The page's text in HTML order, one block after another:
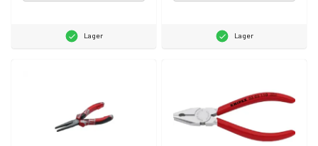
Lager Lager